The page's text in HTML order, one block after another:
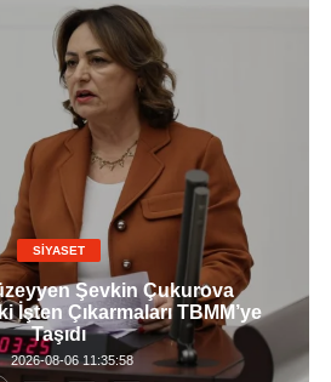
SİYASET
Şevkin Çukurova
İşten Çıkarmaları TBMM’ye
Taşıdı
2026-08-06 11:35:58